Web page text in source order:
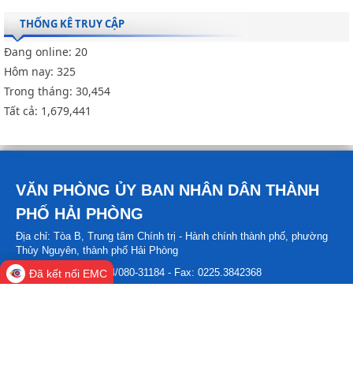
THỐNG KÊ TRUY CẬP
Đang online: 20
Hôm nay: 325
Trong tháng: 30,454
Tất cả: 1,679,441
VĂN PHÒNG ỦY BAN NHÂN DÂN THÀNH
PHỐ HẢI PHÒNG
Địa chỉ: Tòa B, Trung tâm Chính trị - Hành chính thành phố, phường
Thủy Nguyên, thành phố Hải Phòng
Điện thoại: 080-31274/080-31184 - Fax: 0225.3842368
Đã kết nối EMC